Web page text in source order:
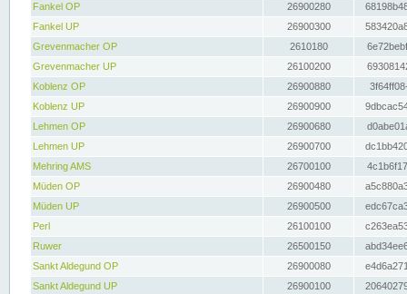
Fankel OP
26900280
Fankel UP
26900300
Grevenmacher OP
2610180
Grevenmacher UP
26100200
Koblenz OP
26900880
Koblenz UP
26900900
Lehmen OP
26900680
Lehmen UP
26900700
Mehring AMS
26700100
Müden OP
26900480
Müden UP
26900500
Perl
26100100
Ruwer
26500150
Sankt Aldegund OP
26900080
Sankt Aldegund UP
26900100